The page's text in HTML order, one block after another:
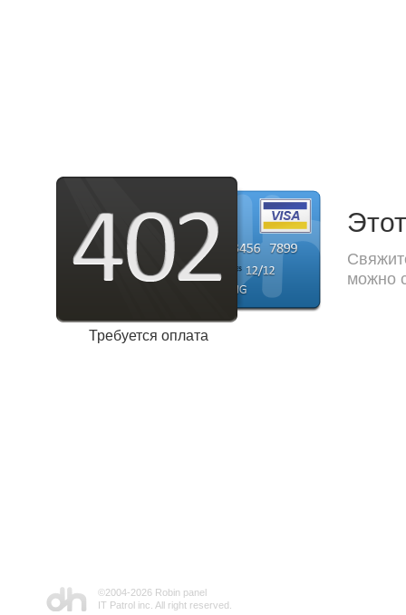
Требуется оплата
можно
©2004-2026 Robin panel
IT Patrol inc. All right reserved.